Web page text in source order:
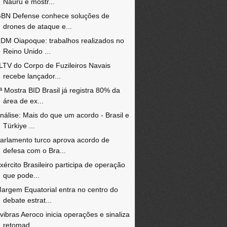
Defense conhece soluções de
drones de ataque e...
Oiapoque: trabalhos realizados no
Reino Unido ...
do Corpo de Fuzileiros Navais
recebe lançador...
Mostra BID Brasil já registra 80% da
área de ex...
Mais do que um acordo - Brasil e
Türkiye ...
turco aprova acordo de
defesa com o Bra...
Brasileiro participa de operação
que pode...
Equatorial entra no centro do
debate estrat...
Aeroco inicia operações e sinaliza
retomad...